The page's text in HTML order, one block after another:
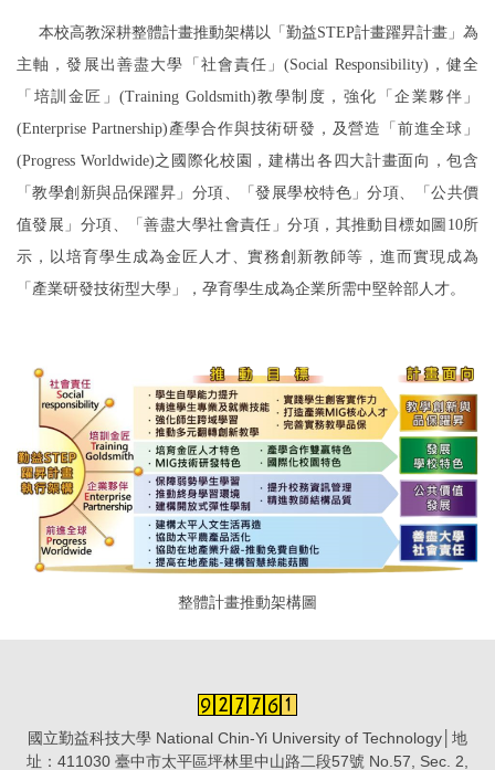
本校高教深耕整體計畫推動架構以「勤益STEP計畫躍昇計畫」為
主軸，發展出善盡大學「社會責任」(Social Responsibility) ，健全
「培訓金匠」 (Training Goldsmith)教學制度，強化「企業夥伴」
(Enterprise Partnership) 產學合作與技術研發，及營造「前進全球」
(Progress Worldwide)之國際化校園，建構出各四大計畫面向，包含
「教學創新與品保躍昇」分項、「發展學校特色」分項、「公共價
值發展」分項、「善盡大學社會責任」分項，其推動目標如圖 10所
示，以培育學生成為金匠人才、實務創新教師等，進而實現成為
「產業研發技術型大學」，孕育學生成為企業所需中堅幹部人才。
整體計畫推動架構圖
國立勤益科技大學 National Chin-Yi University of Technology│地
址：411030 臺中市太平區坪林里中山路二段57號 No.57, Sec. 2,